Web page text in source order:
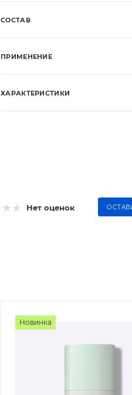
СОСТАВ
ПРИМЕНЕНИЕ
ХАРАКТЕРИСТИКИ
Нет оценок
Новинка